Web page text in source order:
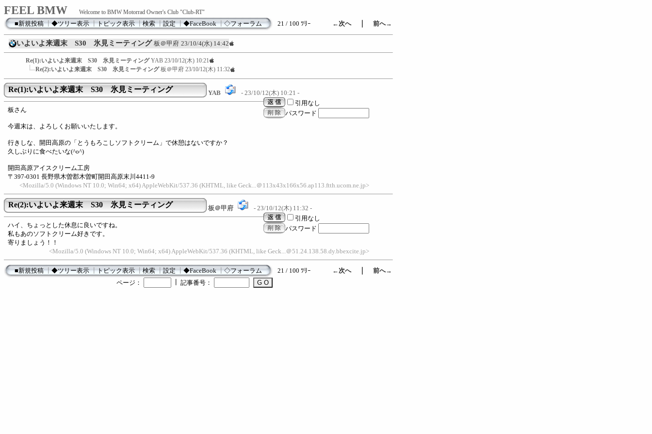
FEEL BMW Welcome to BMW Motorrad Owner's Club "Club-RT"
■新規投稿┃◆ツリー表示┃トピック表示┃検索┃設定┃◆FaceBook┃◇フォーラム 21 / 100 ﾂﾘｰ ←次へ｜ 前へ→
いよいよ来週末 S30 氷見ミーティング 板＠甲府 23/10/4(水) 14:42
Re(1):いよいよ来週末 S30 氷見ミーティング YAB 23/10/12(木) 10:21
Re(2):いよいよ来週末 S30 氷見ミーティング 板＠甲府 23/10/12(木) 11:32
Re(1):いよいよ来週末 S30 氷見ミーティング YAB
- 23/10/12(木) 10:21 -
引用なし
パスワード
板さん
今週末は、よろしくお願いいたします。
行きしな、開田高原の「とうもろこしソフトクリーム」で休憩はないですか？
久しぶりに食べたいな(^o^)
開田高原アイスクリーム工房
〒397-0301 長野県木曽郡木曽町開田高原末川4411-9
<Mozilla/5.0 (Windows NT 10.0; Win64; x64) AppleWebKit/537.36 (KHTML, like Geck...＠113x43x166x56.ap113.ftth.ucom.ne.jp>
Re(2):いよいよ来週末 S30 氷見ミーティング 板＠甲府
- 23/10/12(木) 11:32 -
引用なし
パスワード
ハイ、ちょっとした休息に良いですね。
私もあのソフトクリーム好きです。
寄りましょう！！
<Mozilla/5.0 (Windows NT 10.0; Win64; x64) AppleWebKit/537.36 (KHTML, like Geck...＠51.24.138.58.dy.bbexcite.jp>
■新規投稿┃◆ツリー表示┃トピック表示┃検索┃設定┃◆FaceBook┃◇フォーラム 21 / 100 ﾂﾘｰ ←次へ｜ 前へ→
ページ：
記事番号：